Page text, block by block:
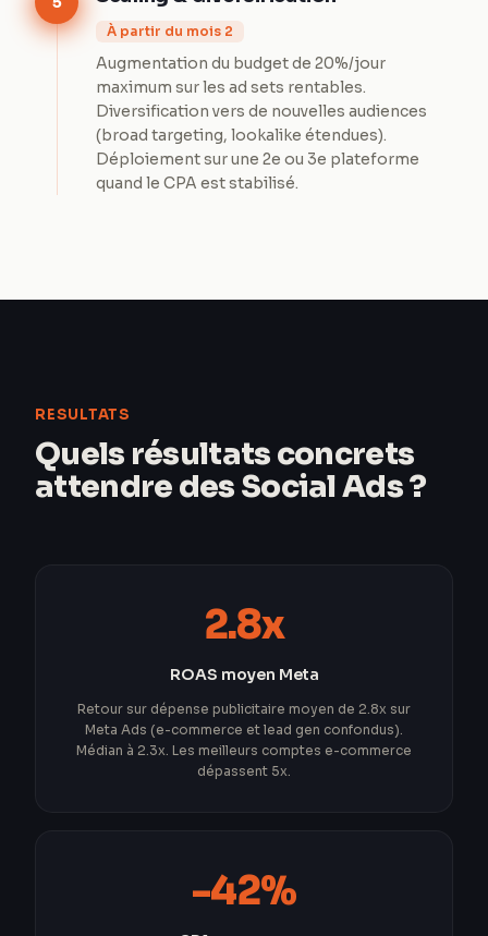
À partir du mois 2
Augmentation du budget de 20%/jour
maximum sur les ad sets rentables.
Diversification vers de nouvelles audiences
(broad targeting, lookalike étendues).
Déploiement sur une 2e ou 3e plateforme
quand le CPA est stabilisé.
RESULTATS
Quels résultats concrets
attendre des Social Ads ?
2.8x
ROAS moyen Meta
Retour sur dépense publicitaire moyen de 2.8x sur
Meta Ads (e-commerce et lead gen confondus).
Médian à 2.3x. Les meilleurs comptes e-commerce
dépassent 5x.
-42%